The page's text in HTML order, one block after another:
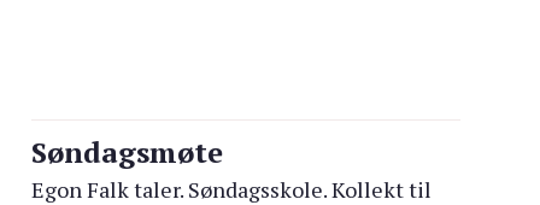
Søndagsmøte
Egon Falk taler. Søndagsskole. Kollekt til